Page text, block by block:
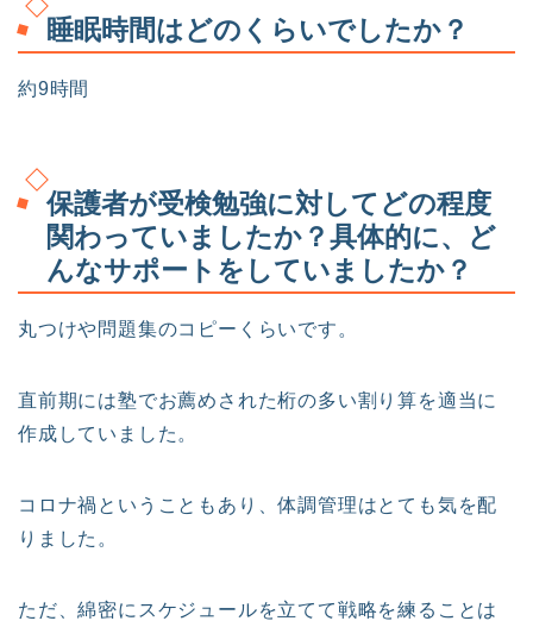
睡眠時間はどのくらいでしたか？
約9時間
保護者が受検勉強に対してどの程度
関わっていましたか？具体的に、ど
んなサポートをしていましたか？
丸つけや問題集のコピーくらいです。
直前期には塾でお薦めされた桁の多い割り算を適当に
作成していました。
コロナ禍ということもあり、体調管理はとても気を配
りました。
ただ、綿密にスケジュールを立てて戦略を練ることは